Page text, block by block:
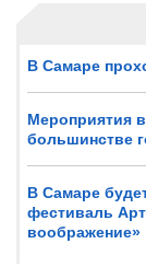
В Самаре
Мероприятия
большинстве
В Самаре
фестиваль
воображение»